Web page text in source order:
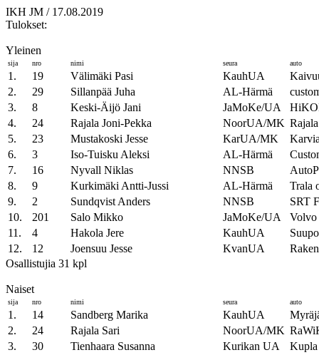
IKH JM / 17.08.2019
Tulokset:
Yleinen
sija nro nimi seura auto
1. 19 Välimäki Pasi KauhUA
2.
29 Sillanpää Juha AL-Härmä
3.
8 Keski-Äijö Jani JaMoKe/UA
4.
24 Rajala Joni-Pekka NoorUA/MK
5.
23 Mustakoski Jesse KarUA/MK
6.
3 Iso-Tuisku Aleksi AL-Härmä
7.
16 Nyvall Niklas NNSB
8.
9 Kurkimäki Antti-Jussi AL-Härmä
Trala
9.
2 Sundqvist Anders NNSB
SRT
10.
201 Salo Mikko JaMoKe/UA
Volvo
11.
4 Hakola Jere KauhUA
12.
12 Joensuu Jesse KvanUA
Osallistujia 31 kpl
Naiset
sija nro nimi seura auto
1. 14 Sandberg Marika KauhUA
2.
24 Rajala Sari NoorUA/MK
3.
30 Tienhaara Susanna Kurikan UA
Kupla